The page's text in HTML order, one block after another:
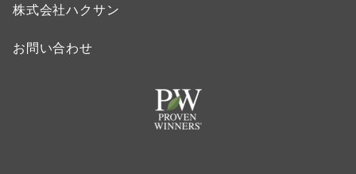
株式会社ハクサン
お問い合わせ